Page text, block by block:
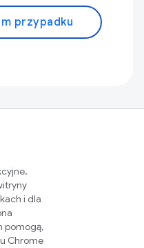
przypadku
i dla
pomogą,
Chrome